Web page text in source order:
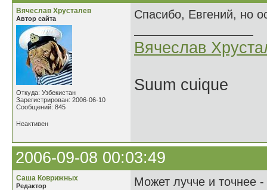
Вячеслав Хрусталев
Автор сайта
Откуда: Узбекистан
Зарегистрирован: 2006-06-10
Сообщений: 845
Спасибо, Евгений, но
Вячеслав
Suum cuique
Неактивен
2006-09-08 00:03:49
Саша Коврижных
Редактор
Может лучче и точнее